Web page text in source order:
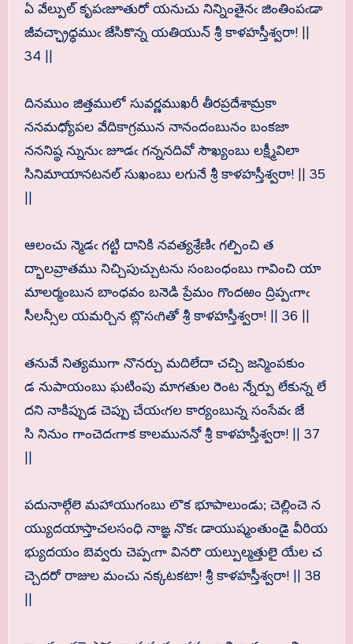
ఏ వేల్పుల్ కృపఁజూతురో యనుచు నిన్నింతైనఁ జింతింపఁడా
జీవచ్ఛ్రాధ్ధముఁ జేసికొన్న యతియున్ శ్రీ కాళహస్తీశ్వరా! ||
34 ||
దినముం జిత్తములో సువర్ణముఖరీ తీరప్రదేశామ్రకా
ననమధ్యోపల వేదికాగ్రమున నానందంబునం బంకజా
నననిష్థ న్నునుఁ జూడఁ గన్ననదివో సౌఖ్యంబు లక్ష్మీవిలా
సినిమాయానటనల్ సుఖంబు లగునే శ్రీ కాళహస్తీశ్వరా! || 35
ఆలంచు న్మెడఁ గట్టి దానికి నవత్యశ్రేణిఁ గల్పించి త
ద్భాలవ్రాతము నిచ్చిపుచ్చుటను సంబంధంబు గావించి యా
మాలర్మంబున బాంధవం బనెడి ప్రేమం గొందఱం ద్రిప్పఁగాఁ
సీలన్సీల యమర్చిన ట్లొసఁగితో శ్రీ కాళహస్తీశ్వరా! || 36 ||
తనువే నిత్యముగా నొనర్చు మదిలేదా చచ్చి జన్మింపకుం
డ నుపాయంబు ఘటింపు మాగతుల రెంట న్నేర్పు లేకున్న లే
దని నాకిప్పుడ చెప్పు చేయఁగల కార్యంబున్న సంసేవఁ జే
సి నినుం గాంచెదఁగాక కాలముననో శ్రీ కాళహస్తీశ్వరా! || 37
పదునాల్గేలె మహాయుగంబు లొక భూపాలుండు; చెల్లించె న
య్యుదయాస్తాచలసంధి నాఙ్ఞ నొకఁ డాయుష్మంతుండై వీరియ
భ్యుదయం బెవ్వరు చెప్పఁగా వినరొ యల్పుల్మత్తులై యేల చ
చ్చెదరో రాజుల మంచు నక్కటకటా! శ్రీ కాళహస్తీశ్వరా! || 38